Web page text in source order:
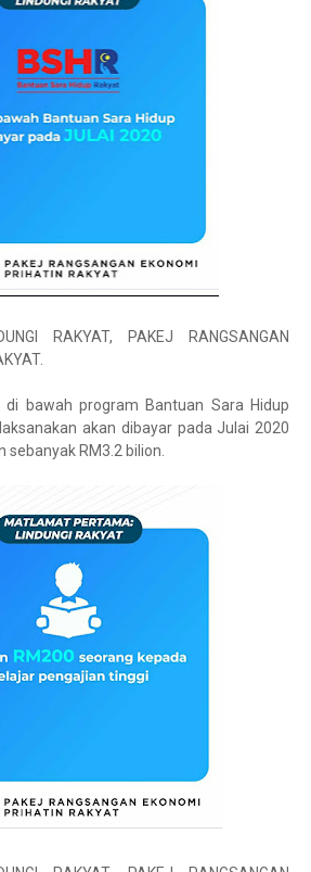
RAKYAT, PAKEJ RANGSANGAN
di bawah program Bantuan Sara Hidup
akan dibayar pada Julai 2020
RM3.2 bilion.